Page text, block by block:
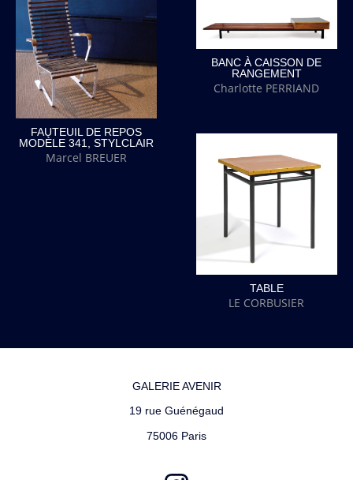
FAUTEUIL DE REPOS
MODÈLE 341, STYLCLAIR
Marcel BREUER
BANC À CAISSON DE
RANGEMENT
Charlotte PERRIAND
TABLE
LE CORBUSIER
GALERIE AVENIR
19 rue Guénégaud
75006 Paris